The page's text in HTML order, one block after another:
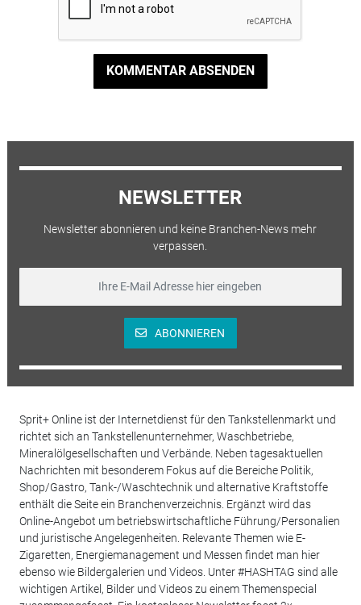
KOMMENTAR ABSENDEN
NEWSLETTER
Newsletter abonnieren und keine Branchen-News mehr
verpassen.
ABONNIEREN
Sprit+ Online ist der Internetdienst für den Tankstellenmarkt und
richtet sich an Tankstellenunternehmer, Waschbetriebe,
Mineralölgesellschaften und Verbände. Neben tagesaktuellen
Nachrichten mit besonderem Fokus auf die Bereiche Politik,
Shop/Gastro, Tank-/Waschtechnik und alternative Kraftstoffe
enthält die Seite ein Branchenverzeichnis. Ergänzt wird das
Online-Angebot um betriebswirtschaftliche Führung/Personalien
und juristische Angelegenheiten. Relevante Themen wie E-
Zigaretten, Energiemanagement und Messen findet man hier
ebenso wie Bildergalerien und Videos. Unter #HASHTAG sind alle
wichtigen Artikel, Bilder und Videos zu einem Themenspecial